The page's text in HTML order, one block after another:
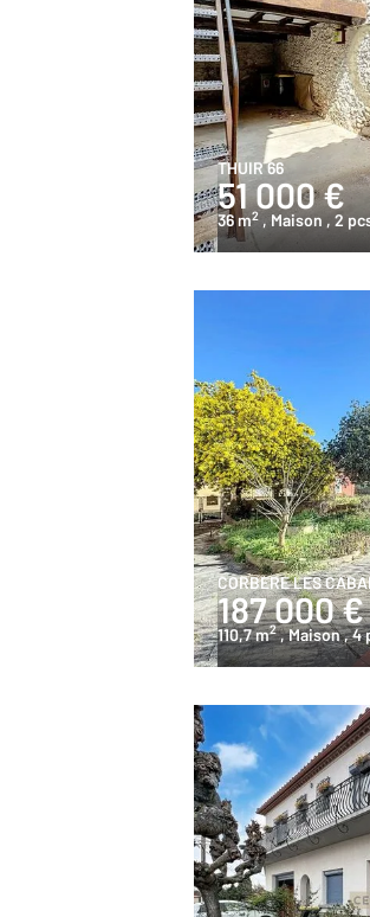
THUIR 66
51 000 €
36 m2 , Maison , 2
CORBERE LES
187 000 €
110,7 m2 , Maison, 4